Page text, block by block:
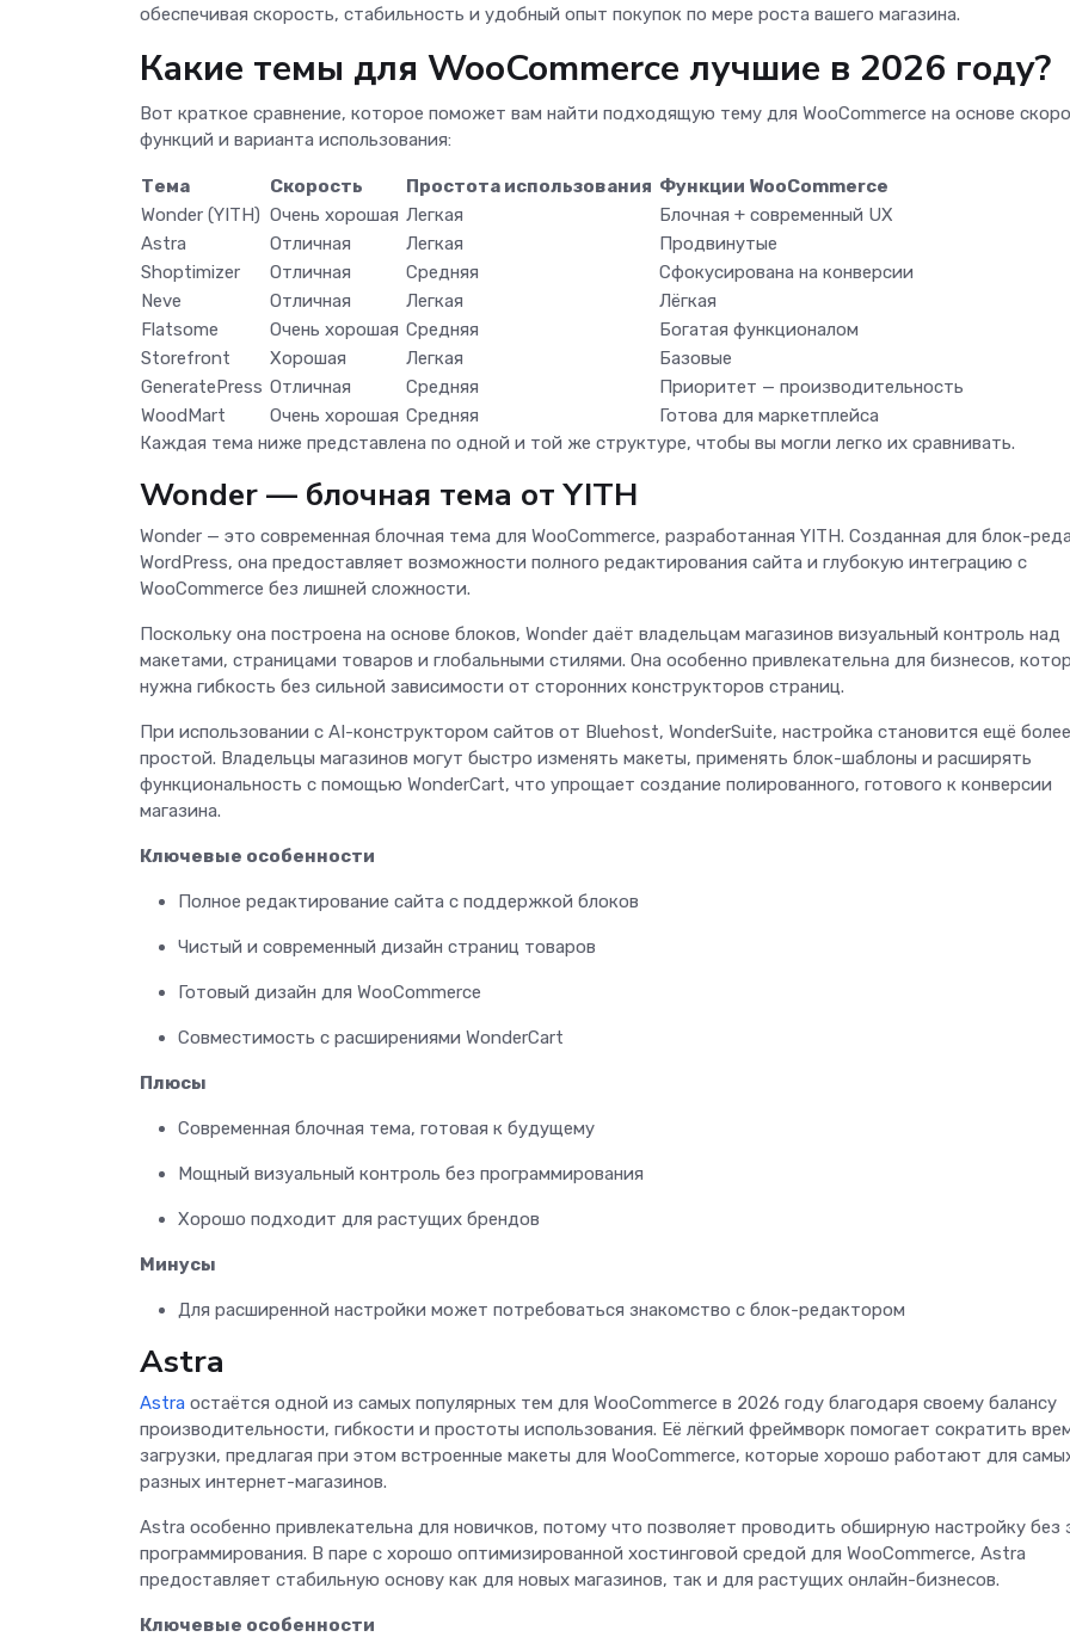
обеспечивая скорость, стабильность и удобный опыт покупок по мере роста вашего магазина.
Какие темы для WooCommerce лучшие в 2026 году?
Вот краткое сравнение, которое поможет вам найти подходящую тему для WooCommerce на основе
функций и варианта использования:
Тема Скорость Простота использования Функции WooCommerce
Wonder (YITH) Очень хорошая Легкая
Блочная + современный UX
Astra
Отличная Легкая
Продвинутые
Shoptimizer
Отличная Средняя
Сфокусирована на конверсии
Neve
Отличная Легкая
Лёгкая
Flatsome
Очень хорошая Средняя
Богатая функционалом
Storefront
Хорошая Легкая
Базовые
GeneratePress Отличная Средняя
Приоритет — производительность
WoodMart
Очень хорошая Средняя
Готова для маркетплейса
Каждая тема ниже представлена по одной и той же структуре, чтобы вы могли легко их сравнивать.
Wonder — блочная тема от YITH
Wonder — это современная блочная тема для WooCommerce, разработанная YITH. Созданная для блок-
WordPress, она предоставляет возможности полного редактирования сайта и глубокую интеграцию с
WooCommerce без лишней сложности.
Поскольку она построена на основе блоков, Wonder даёт владельцам магазинов визуальный контроль над
макетами, страницами товаров и глобальными стилями. Она особенно привлекательна для бизнесов,
нужна гибкость без сильной зависимости от сторонних конструкторов страниц.
При использовании с AI-конструктором сайтов от Bluehost, WonderSuite, настройка становится ещё более
простой. Владельцы магазинов могут быстро изменять макеты, применять блок-шаблоны и расширять
функциональность с помощью WonderCart, что упрощает создание полированного, готового к конверсии
магазина.
Ключевые особенности
Полное редактирование сайта с поддержкой блоков
Чистый и современный дизайн страниц товаров
Готовый дизайн для WooCommerce
Совместимость с расширениями WonderCart
Плюсы
Современная блочная тема, готовая к будущему
Мощный визуальный контроль без программирования
Хорошо подходит для растущих брендов
Минусы
Для расширенной настройки может потребоваться знакомство с блок-редактором
Astra
Astra остаётся одной из самых популярных тем для WooCommerce в 2026 году благодаря своему балансу
производительности, гибкости и простоты использования. Её лёгкий фреймворк помогает сократить
загрузки, предлагая при этом встроенные макеты для WooCommerce, которые хорошо работают для
разных интернет-магазинов.
Astra особенно привлекательна для новичков, потому что позволяет проводить обширную настройку без
программирования. В паре с хорошо оптимизированной хостинговой средой для WooCommerce, Astra
предоставляет стабильную основу как для новых магазинов, так и для растущих онлайн-бизнесов.
Ключевые особенности